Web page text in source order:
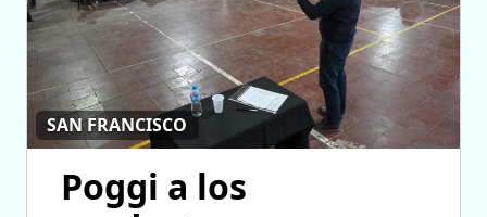
SAN FRANCISCO
Poggi a los